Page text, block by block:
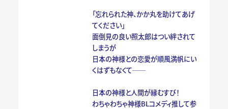
「忘れられた神、かか丸を助けてあげ
てください」
面倒見の良い照太郎はつい絆されて
しまうが
日本の神様との恋愛が順風満帆にい
くはずもなくて──
日本の神様と人間が縁むすび！
わちゃわちゃ神様BLコメディ推して参